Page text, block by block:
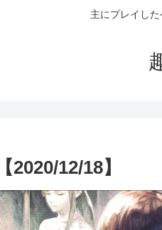
主にプレイし
2020/12/18】